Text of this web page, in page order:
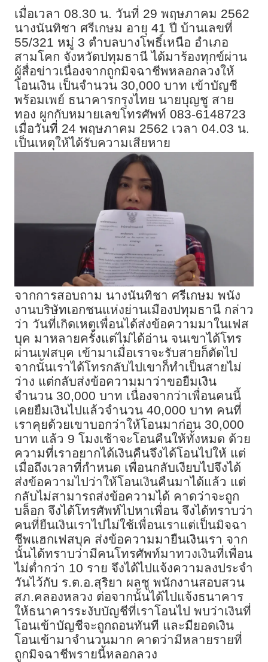
เมื่อเวลา 08.30 น. วันที่ 29 พฤษภาคม 2562
นางนันทิชา ศรีเกษม อายุ 41 ปี บ้านเลขที่
55/321 หมู่ 3 ตำบลบางโพธิ์เหนือ อำเภอ
สามโคก จังหวัดปทุมธานี ได้มาร้องทุกข์ผ่าน
ผู้สื่อข่าวเนื่องจากถูกมิจฉาชีพหลอกลวงให้
โอนเงิน เป็นจำนวน 30,000 บาท เข้าบัญชี
พร้อมเพย์ ธนาคารกรุงไทย นายบุญชู สาย
ทอง ผูกกับหมายเลขโทรศัพท์ 083-6148723
เมื่อวันที่ 24 พฤษภาคม 2562 เวลา 04.03 น.
เป็นเหตุให้ได้รับความเสียหาย
จากการสอบถาม นางนันทิชา ศรีเกษม พนัง
งานบริษัทเอกชนแห่งย่านเมืองปทุมธานี กล่าว
ว่า วันที่เกิดเหตุเพื่อนได้ส่งข้อความมาในเฟส
บุค มาหลายครั้งแต่ไม่ได้อ่าน จนเขาได้โทร
ผ่านเฟสบุค เข้ามาเมื่อเราจะรับสายก็ตัดไป
จากนั้นเราได้โทรกลับไปเขาก็ทำเป็นสายไม่
ว่าง แต่กลับส่งข้อความมาว่าขอยืมเงิน
จำนวน 30,000 บาท เนื่องจากว่าเพื่อนคนนี้
เคยยืมเงินไปแล้วจำนวน 40,000 บาท คนที่
เราคุยด้วยเขาบอกว่าให้โอนมาก่อน 30,000
บาท แล้ว 9 โมงเช้าจะโอนคืนให้ทั้งหมด ด้วย
ความที่เราอยากได้เงินคืนจึงได้โอนไปให้ แต่
เมื่อถึงเวลาที่กำหนด เพื่อนกลับเงียบไปจึงได้
ส่งข้อความไปว่าให้โอนเงินคืนมาได้แล้ว แต่
กลับไม่สามารถส่งข้อความได้ คาดว่าจะถูก
บล็อก จึงได้โทรศัพท์ไปหาเพื่อน จึงได้ทราบว่า
คนที่ยืนเงินเราไปไม่ใช้เพื่อนเราแต่เป็นมิจฉา
ชีพแฮกเฟสบุค ส่งข้อความมายืนเงินเรา จาก
นั้นได้ทราบว่ามีคนโทรศัพท์มาทวงเงินที่เพื่อน
ไม่ต่ำกว่า 10 ราย จึงได้ไปแจ้งความลงประจำ
วันไว้กับ ร.ต.อ.สุริยา ผลชู พนักงานสอบสวน
สภ.คลองหลวง ต่อจากนั้นได้ไปแจ้งธนาคาร
ให้ธนาคารระงับบัญชีที่เราโอนไป พบว่าเงินที่
โอนเข้าบัญชีจะถูกถอนทันที และมียอดเงิน
โอนเข้ามาจำนวนมาก คาดว่ามีหลายรายที่
ถูกมิจฉาชีพรายนี้หลอกลวง